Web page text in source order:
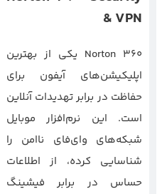
& VPN
Norton 360 یکی از بهترین
اپلیکیشن‌های آیفون برای
حفاظت در برابر تهدیدات آنلاین
است. این نرم‌افزار موبایل
شبکه‌های وای‌فای ناامن را
شناسایی کرده، از اطلاعات
حساس در برابر فیشینگ